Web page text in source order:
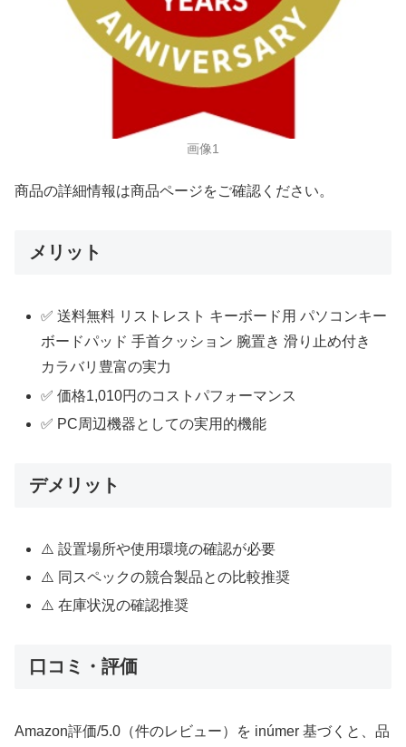
画像1
商品の詳細情報は商品ページをご確認ください。
メリット
✅ 送料無料 リストレスト キーボード用 パソコンキー
ボードパッド 手首クッション 腕置き 滑り止め付き
カラバリ豊富の実力
✅ 価格1,010円のコストパフォーマンス
✅ PC周辺機器としての実用的機能
デメリット
⚠️ 設置場所や使用環境の確認が必要
⚠️ 同スペックの競合製品との比較推奨
⚠️ 在庫状況の確認推奨
口コミ・評価
Amazon評価/5.0（件のレビュー）を inúmer 基づくと、品